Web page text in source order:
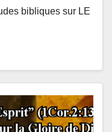
bibliques sur LE